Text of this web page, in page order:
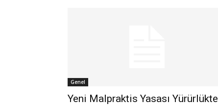
Genel
Yeni Malpraktis Yasası Yürürlükte